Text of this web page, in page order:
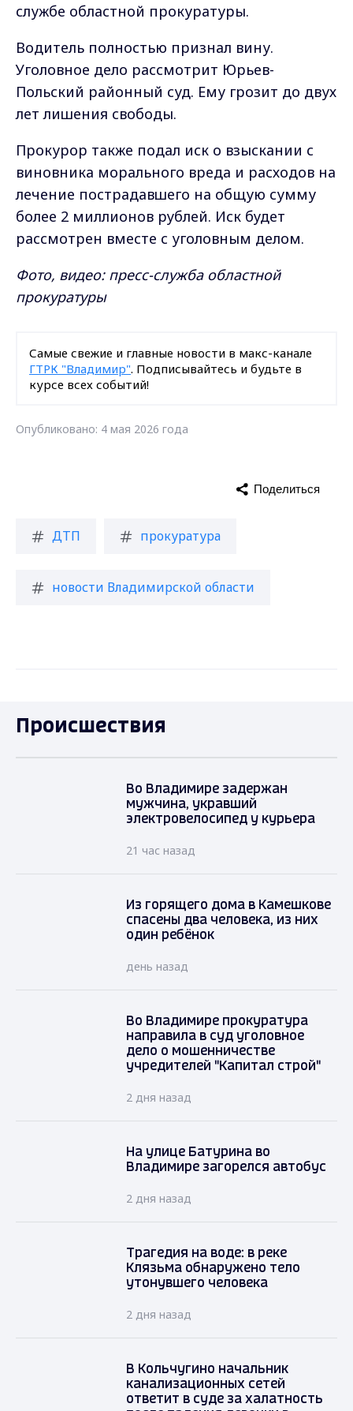
службе областной прокуратуры.
Водитель полностью признал вину.
Уголовное дело рассмотрит Юрьев-
Польский районный суд. Ему грозит до двух
лет лишения свободы.
Прокурор также подал иск о взыскании с
виновника морального вреда и расходов на
лечение пострадавшего на общую сумму
более 2 миллионов рублей. Иск будет
рассмотрен вместе с уголовным делом.
Фото, видео: пресс-служба областной
прокуратуры
Самые свежие и главные новости в макс-канале
ГТРК "Владимир". Подписывайтесь и будьте в
курсе всех событий!
Опубликовано: 4 мая 2026 года
ДТП прокуратура
новости Владимирской области
Поделиться
Происшествия
Во Владимире задержан
мужчина, укравший
электровелосипед у курьера
21 час назад
Из горящего дома в Камешкове
спасены два человека, из них
один ребёнок
день назад
Во Владимире прокуратура
направила в суд уголовное
дело о мошенничестве
учредителей "Капитал строй"
2 дня назад
На улице Батурина во
Владимире загорелся автобус
2 дня назад
Трагедия на воде: в реке
Клязьма обнаружено тело
утонувшего человека
2 дня назад
В Кольчугино начальник
канализационных сетей
ответит в суде за халатность